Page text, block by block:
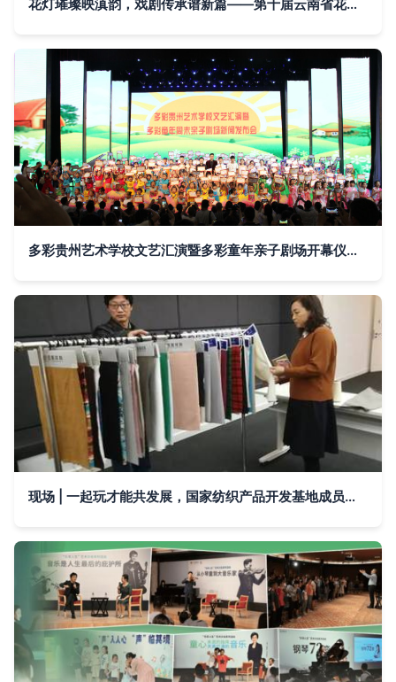
花灯璀璨映滇韵，戏剧传承谱新篇——第十届云南省花灯滇剧艺术周活动综述
多彩贵州艺术学校文艺汇演暨多彩童年亲子剧场开幕仪式成功举办
现场 | 一起玩才能共发展，国家纺织产品开发基地成员日走进爱慕 艺术活动